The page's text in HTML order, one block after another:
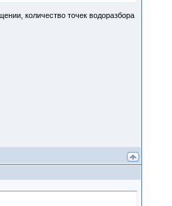
количество точек водоразбора